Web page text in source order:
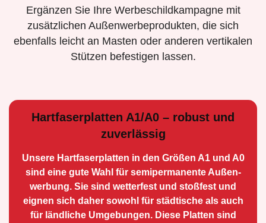
Ergänzen Sie Ihre Werbeschildkampagne mit
zusätzlichen Außenwerbeprodukten, die sich
ebenfalls leicht an Masten oder anderen vertikalen
Stützen befestigen lassen.
Hartfaserplatten A1/A0 – robust und
zuverlässig
Unsere Hartfaserplatten in den Größen A1 und A0
sind eine gute Wahl für semiperma­nente Außen­
werbung. Sie sind wetterfest und stoßfest und
eignen sich daher sowohl für städtische als auch
für ländliche Umge­bungen. Diese Platten sind